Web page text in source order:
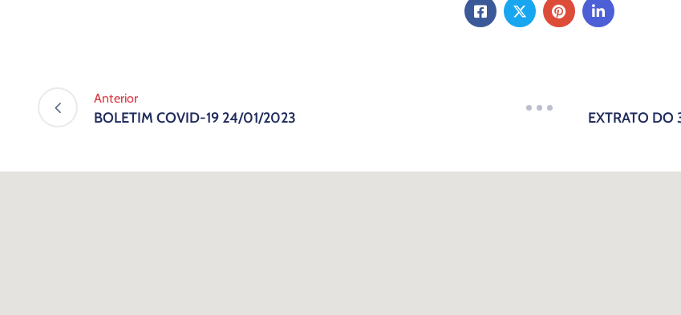
Anterior
BOLETIM COVID-19 24/01/2023 EXTRATO DO